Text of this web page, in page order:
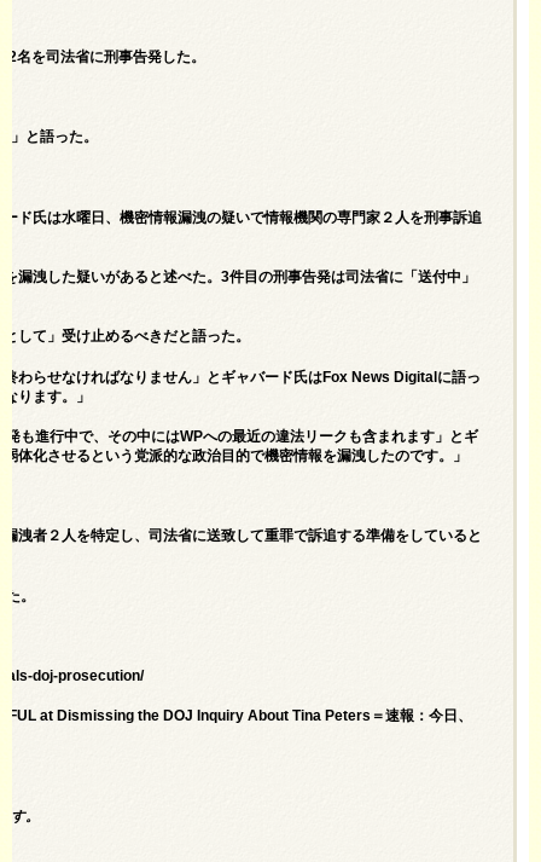
名を司法省に刑事告発した。
」と語った。
ド氏は水曜日、機密情報漏洩の疑いで情報機関の専門家２人を刑事訴追
洩した疑いがあると述べた。3件目の刑事告発は司法省に「送付中」
して」受け止めるべきだと語った。
わらせなければなりません」とギャバード氏はFox News Digitalに語っ
ります。」
も進行中で、その中にはWPへの最近の違法リークも含まれます」とギ
体化させるという党派的な政治目的で機密情報を漏洩したのです。」
洩者２人を特定し、司法省に送致して重罪で訴追する準備をしていると
。
doj-prosecution/
at Dismissing the DOJ Inquiry About Tina Peters＝速報：今日、
す。